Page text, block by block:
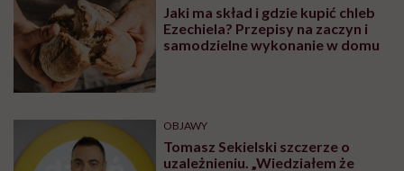
Jaki ma skład i gdzie kupić chleb
Ezechiela? Przepisy na zaczyn i
samodzielne wykonanie w domu
OBJAWY
Tomasz Sekielski szczerze o
uzależnieniu. „Wiedziałem że